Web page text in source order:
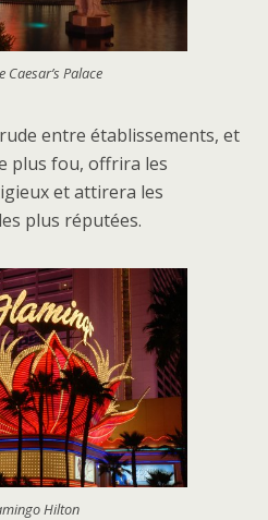
Caesar’s Palace
entre établissements, et
plus fou, offrira les
et attirera les
plus réputées.
Hilton